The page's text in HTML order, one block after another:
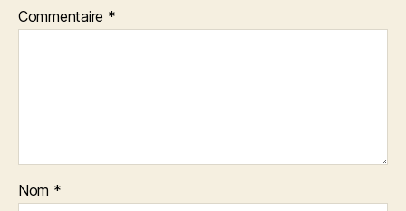
Commentaire *
Nom *